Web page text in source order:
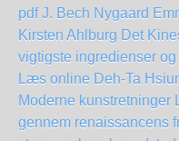
pdf J. Bech Nygaard
Kirsten Ahlburg Det
vigtigste ingredienser
Læs online Deh-Ta
Moderne
gennem renaissancens